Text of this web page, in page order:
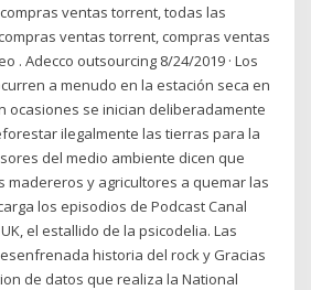
ventas torrent, todas las
ventas torrent, compras ventas
. Adecco outsourcing 8/24/2019 · Los
a menudo en la estación seca en
ocasiones se inician deliberadamente
ilegalmente las tierras para la
del medio ambiente dicen que
madereros y agricultores a quemar las
los episodios de Podcast Canal
el estallido de la psicodelia. Las
historia del rock y Gracias
de datos que realiza la National